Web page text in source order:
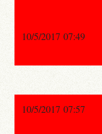
10/5/2017 07:49
10/5/2017 07:57